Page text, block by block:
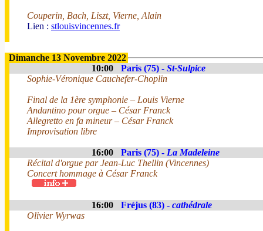
Couperin, Bach, Liszt, Vierne, Alain
Lien : stlouisvincennes.fr
Dimanche 13 Novembre 2022
10:00
Paris (75) - St-Sulpice
Sophie-Véronique Cauchefer-Choplin
Final de la 1ère symphonie – Louis Vierne
Andantino pour orgue – César Franck
Allegretto en fa mineur – César Franck
Improvisation libre
16:00 Paris (75) - La Madeleine
Récital d'orgue par Jean-Luc Thellin (Vincennes)
Concert hommage à César Franck
16:00 Fréjus (83) - cathédrale
Olivier Wyrwas